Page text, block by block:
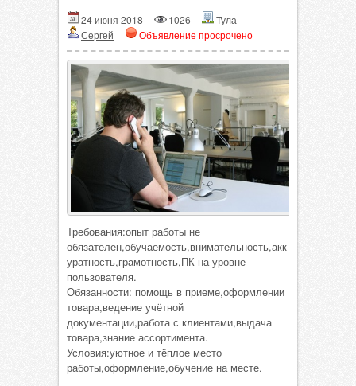
24 июня 2018 1026
Тула
Сергей
Объявление просрочено
Требования:опыт работы не
обязателен,обучаемость,внимательность,акк
уратность,грамотность,ПК на уровне
пользователя.
Обязанности: помощь в приеме,оформлении
товара,ведение учётной
документации,работа с клиентами,выдача
товара,знание ассортимента.
Условия:уютное и тёплое место
работы,оформление,обучение на месте.